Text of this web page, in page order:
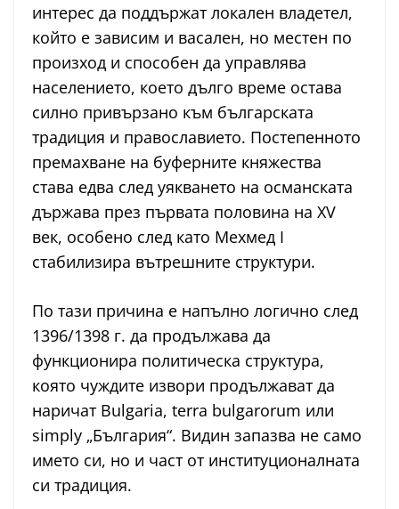
интерес да поддържат локален владетел,
който е зависим и васален, но местен по
произход и способен да управлява
населението, което дълго време остава
силно привързано към българската
традиция и православието. Постепенното
премахване на буферните княжества
става едва след уякването на османската
държава през първата половина на XV
век, особено след като Мехмед I
стабилизира вътрешните структури.
По тази причина е напълно логично след
1396/1398 г. да продължава да
функционира политическа структура,
която чуждите извори продължават да
наричат Bulgaria, terra bulgarorum или
simply „България“. Видин запазва не само
името си, но и част от институционалната
си традиция.